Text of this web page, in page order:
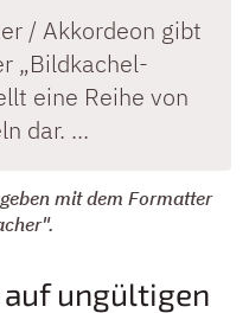
/ Akkordeon gibt
„Bildkachel-
eine Reihe von
dar. ...
mit dem Formatter
ungültigen